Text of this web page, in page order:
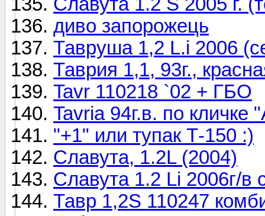
диво запорожець
Тавруша 1,2 L.i 2006
Таврия 1,1, 93г.,
Tavr 110218 `02 + ГБО
Tavria 94г.в. по кличке
"+1" или тупак Т-150 :)
Славута, 1.2L (2004)
Славута 1.2 Li 2006г/в
Тавр 1,2S 110247